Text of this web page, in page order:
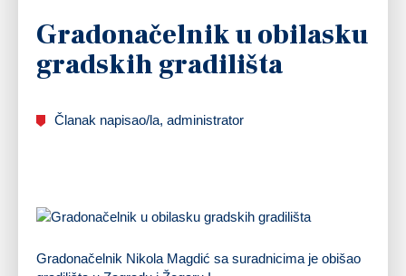
Gradonačelnik u obilasku
gradskih gradilišta
Članak napisao/la, administrator
Gradonačelnik Nikola Magdić sa suradnicima je obišao